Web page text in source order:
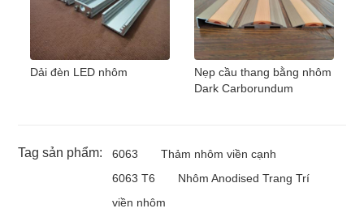
Dải đèn LED nhôm
Nẹp cầu thang bằng nhôm
Dark Carborundum
Tag sản phẩm: 6063
Thảm nhôm viền cạnh
6063 T6
Nhôm Anodised Trang Trí
viền nhôm